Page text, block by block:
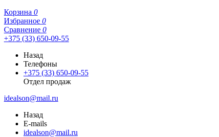
Корзина 0
Избранное 0
Сравнение 0
+375 (33) 650-09-55
Назад
Телефоны
+375 (33) 650-09-55
Отдел продаж
idealson@mail.ru
Назад
E-mails
idealson@mail.ru